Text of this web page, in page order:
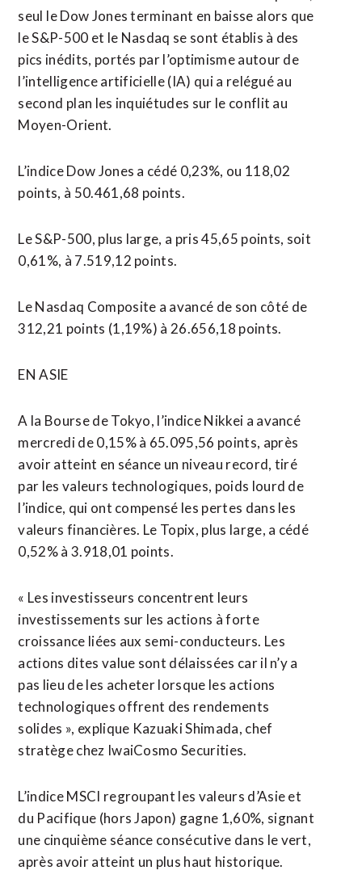
seul ⁠le Dow Jones terminant en baisse alors que
le S&P-500 et le Nasdaq se sont établis à des
pics inédits, portés par l’optimisme autour de
l’intelligence artificielle (IA) qui a relégué au
second ⁠plan les inquiétudes sur le conflit au
Moyen-Orient.
L’indice Dow Jones a cédé 0,23%, ou 118,02
points, à 50.461,68 points.
Le S&P-500, plus large, a pris 45,65 points, soit
0,61%, à 7.519,12 points.
Le Nasdaq Composite a avancé de son côté de
312,21 points (1,19%) à 26.656,18 points.
EN ASIE
A la Bourse de Tokyo, l’indice Nikkei a avancé
mercredi de 0,15% à 65.095,56 points, après
avoir atteint en séance un niveau record, tiré
par les valeurs technologiques, poids lourd de
l’indice, qui ont compensé les pertes dans les
valeurs financières. Le Topix, plus large, a cédé
0,52% à 3.918,01 points.
« Les investisseurs ⁠concentrent leurs
‌investissements sur les actions à forte
croissance liées aux semi-conducteurs. Les
actions dites value sont délaissées car il n’y a
pas lieu de les ⁠acheter lorsque les actions
technologiques offrent des rendements
solides », explique Kazuaki Shimada, chef
stratège chez IwaiCosmo Securities.
L’indice MSCI regroupant les valeurs d’Asie ​et
du Pacifique (hors Japon) gagne ​1,60%, signant
une cinquième séance consécutive dans le vert,
après avoir atteint un plus haut historique.